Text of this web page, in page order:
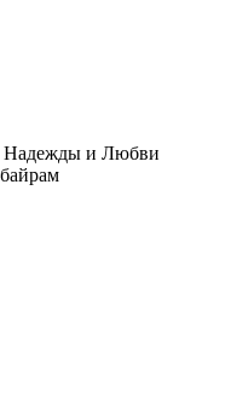
Надежды и Любви